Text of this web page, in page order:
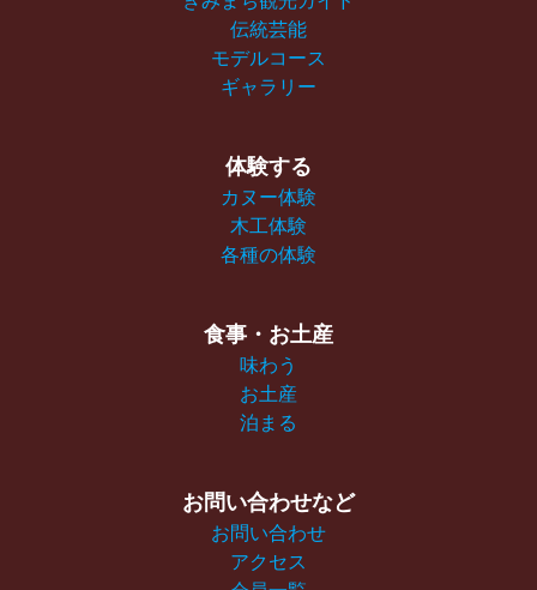
伝統芸能
モデルコース
ギャラリー
体験する
カヌー体験
木工体験
各種の体験
食事・お土産
味わう
お土産
泊まる
お問い合わせなど
お問い合わせ
アクセス